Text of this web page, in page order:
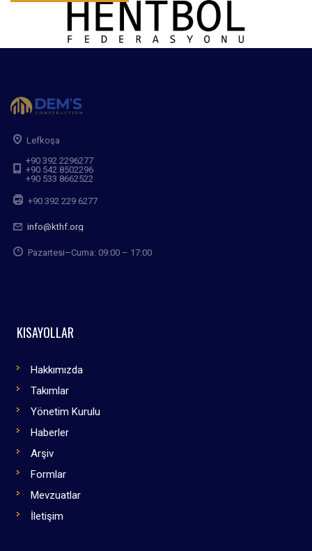
Lefkoşa
+90 392 2296277
+90 542 8502296
+90 533 8662522
+90 392 229 6277
info@kthf.org
Pazartesi–Cuma: 09:00 – 17:00
KISAYOLLAR
Hakkımızda
Takımlar
Yönetim Kurulu
Haberler
Arşiv
Formlar
Mevzuatlar
İletişim